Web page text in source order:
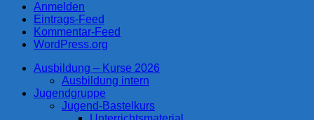
Anmelden
Eintrags-Feed
Kommentar-Feed
WordPress.org
Ausbildung – Kurse 2026
Ausbildung intern
Jugendgruppe
Jugend-Bastelkurs